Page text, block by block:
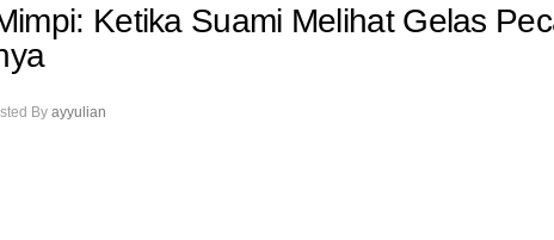
Ketika Suami Melihat Gelas
By ayyulian